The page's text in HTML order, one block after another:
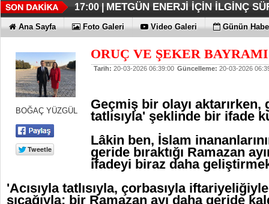
17:00 | METGÜN ENERJİ İÇİN İLGİNÇ
12:17 |THY REKOR KIRMAYI SEVİYOR
12:02 |ÖZEL FİYATLARLA GELDİLER
11:56 |İŞTE HONOR MAGIC V6
11:53 |TECNO'DA YENİLİKLER VAR
Ana Sayfa Foto Galeri Video Galeri Günün
BOĞAÇ YÜZGÜL
ORUÇ VE ŞEKER BAYRAMI
Tarih: 20-03-2026 06:39:00 Güncelleme: 20-03-2026
Geçmiş bir olayı aktarırken,
tatlısıyla' şeklinde bir ifade
Lâkin ben, İslam
geride bıraktığı Ramazan
ifadeyi biraz daha
'Acısıyla tatlısıyla, çorbasıyla
sıcağıyla; bir Ramazan ayı daha geride